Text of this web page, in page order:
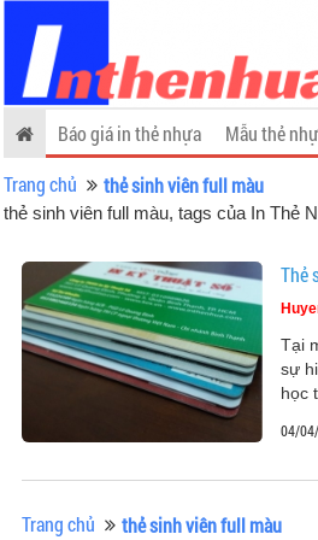
Báo giá in thẻ nhựa Mẫu thẻ
Trang chủ
thẻ sinh viên full màu
thẻ sinh viên full màu, tags của In Thẻ
Thẻ
Tại
sự
học
04/
Trang chủ thẻ sinh viên full màu